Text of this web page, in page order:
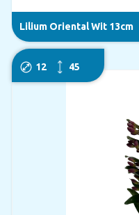
Lilium Oriental Wit 13cm
12 45